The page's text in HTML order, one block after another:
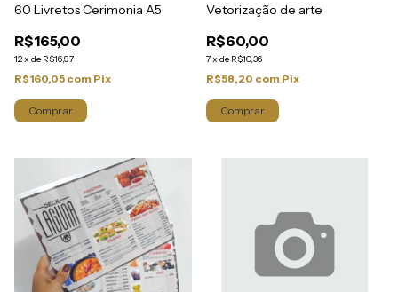
60 Livretos Cerimonia A5
R$165,00
12x de R$16,97
R$160,05 com Pix
Vetorização de arte
R$60,00
7x de R$10,36
R$58,20 com Pix